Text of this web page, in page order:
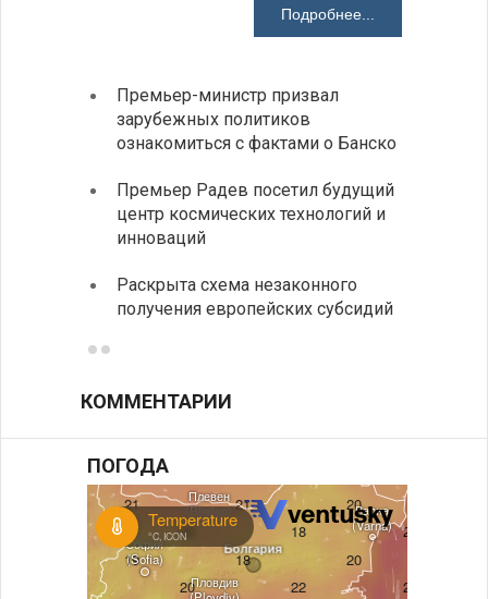
Подробнее...
Премьер-министр призвал
зарубежных политиков
ознакомиться с фактами о Банско
Премьер Радев посетил будущий
центр космических технологий и
инноваций
Раскрыта схема незаконного
получения европейских субсидий
КОММЕНТАРИИ
ПОГОДА